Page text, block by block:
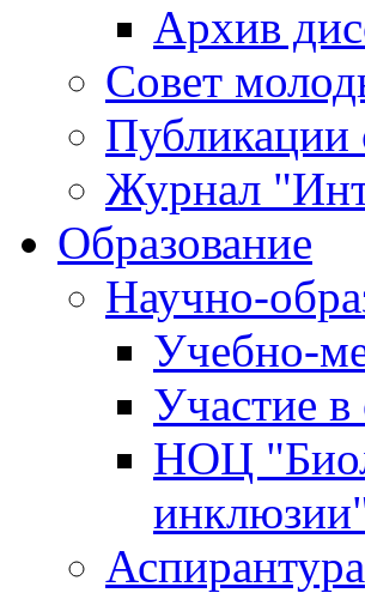
Архив
Совет
Публикации
Журнал
Образование
Научно-
Учебно-
Участие в
НОЦ
Аспирантура